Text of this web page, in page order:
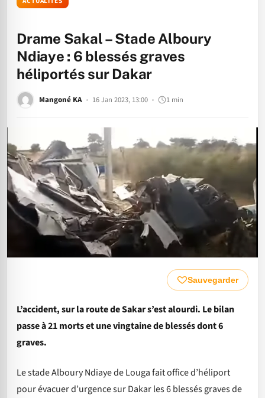
Drame Sakal – Stade Alboury
Ndiaye : 6 blessés graves
héliportés sur Dakar
Mangoné KA 16 Jan 2023, 13:00 1 min
Sauvegarder
L’accident, sur la route de Sakar s’est alourdi. Le bilan
passe à 21 morts et une vingtaine de blessés dont 6
graves.
Le stade Alboury Ndiaye de Louga fait office d’héliport
pour évacuer d’urgence sur Dakar les 6 blessés graves de